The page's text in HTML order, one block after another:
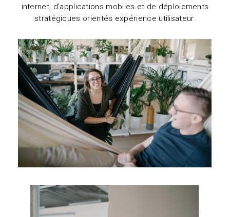
internet, d’applications mobiles et de déploiements
stratégiques orientés expérience utilisateur.